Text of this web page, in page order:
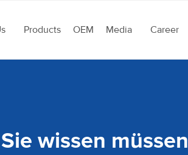
Products OEM Media Career
wissen müssen